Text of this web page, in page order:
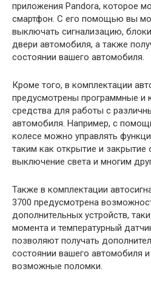
приложения Pandora, которое
смартфон. С его помощью вы
выключать сигнализацию,
двери автомобиля, а также
состоянии вашего автомобиля.
Кроме того, в комплектации
предусмотрены программные и
средства для работы с
автомобиля. Например, с
колесе можно управлять
таким как открытие и закрытие
выключение света и многим
Также в комплектации
3700 предусмотрена
дополнительных устройств,
момента и температурный
позволяют получать
состоянии вашего автомобиля
возможные поломки.